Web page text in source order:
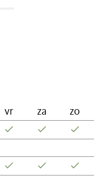
vr za
zo